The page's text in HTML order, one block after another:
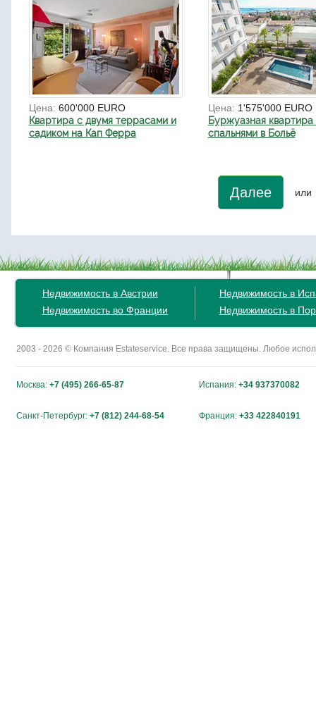
Цена: 600'000 EURO
Квартира с двумя террасами и
садиком на Кап Ферра
Цена: 1'575'000 EURO
Буржуазная квартира
спальнями в Больё
Далее или
Недвижимость в Австрии
Недвижимость во Франции
Недвижимость в
Недвижимость в
2003 - 2026 © Компания Estateservice. Все права защищены. Любое
Москва: +7 (495) 266-65-87 Испания: +34 937370082
Санкт-Петербург: +7 (812) 244-68-54 Франция: +33 422840191